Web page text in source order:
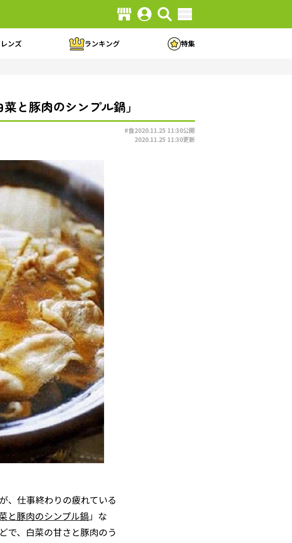
ンズ ランキング 特集
と豚肉のシンプル鍋」
#食2020.11.25 11:30公開
2020.11.25 11:30更新
仕事終わりの疲れている
と豚肉のシンプル鍋 」な
で、白菜の甘さと豚肉のう